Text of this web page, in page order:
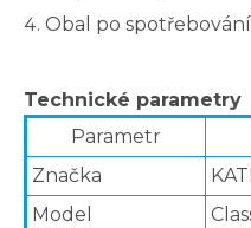
Obal po
Technické parametry
Parametr
Značka
Model